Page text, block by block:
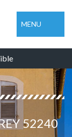
MENU
52240